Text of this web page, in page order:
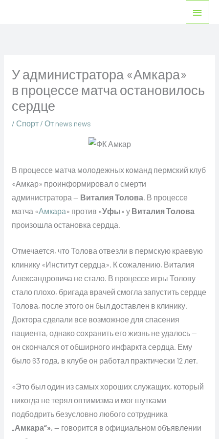
У администратора «Амкара»
в процессе матча остановилось
сердце
/ Спорт/ От news news
В процессе матча молодежных команд пермский клуб
«Амкар» проинформировал о смерти
администратора — Виталия Толова. В процессе
матча «Амкара» против «Уфы» у Виталия Толова
произошла остановка сердца.
Отмечается, что Толова отвезли в пермскую краевую
клинику «Институт сердца». К сожалению, Виталия
Александровича не стало. В процессе игры Толову
стало плохо, бригада врачей смогла запустить сердце
Толова, после этого он был доставлен в клинику.
Доктора сделали все возможное для спасения
пациента, однако сохранить его жизнь не удалось —
он скончался от обширного инфаркта сердца. Ему
было 63 года, в клубе он работал практически 12 лет.
«Это был один из самых хороших служащих, который
никогда не терял оптимизма и мог шутками
подбодрить безусловно любого сотрудника
„Амкара“», — говорится в официальном объявлении